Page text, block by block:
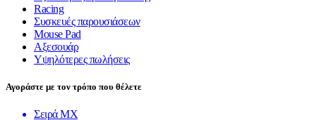
Racing
Συσκευές παρουσιάσεων
Mouse Pad
Αξεσουάρ
Υψηλότερες πωλήσεις
Αγοράστε με τον τρόπο που θέλετε
Σειρά MX